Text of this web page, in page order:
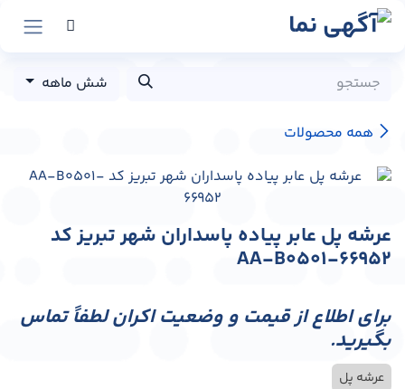
پرش به محتوا
همه محصولات
شش ماهه
عرشه پل عابر پیاده پاسداران شهر تبریز کد
AA-B0501-66952
برای اطلاع از قیمت و وضعیت اکران لطفاً تماس
بگیرید.
عرشه پل